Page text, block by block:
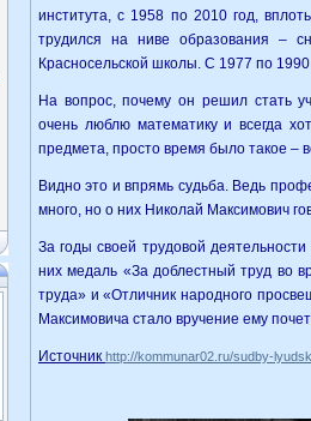
института, с 1958 по 2010 год,
трудился на ниве образования –
Красносельской школы. С 1977 по
На вопрос, почему он решил стать
очень люблю математику и всегда
предмета, просто время было такое –
Видно это и впрямь судьба. Ведь
много, но о них Николай Максимович
За годы своей трудовой
них медаль «За доблестный труд во
труда» и «Отличник народного
Максимовича стало вручение ему
Источник http://kommunar02.ru/sudby-